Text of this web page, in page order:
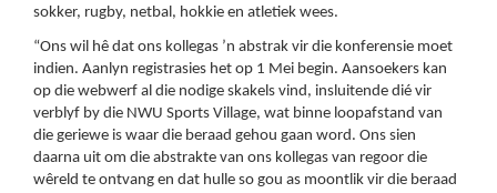
sokker, rugby, netbal, hokkie en atletiek wees.
“Ons wil hê dat ons kollegas ’n abstrak vir die konferensie moet
indien. Aanlyn registrasies het op 1 Mei begin. Aansoekers kan
op die webwerf al die nodige skakels vind, insluitende dié vir
verblyf by die NWU Sports Village, wat binne loopafstand van
die geriewe is waar die beraad gehou gaan word. Ons sien
daarna uit om die abstrakte van ons kollegas van regoor die
wêreld te ontvang en dat hulle so gou as moontlik vir die beraad